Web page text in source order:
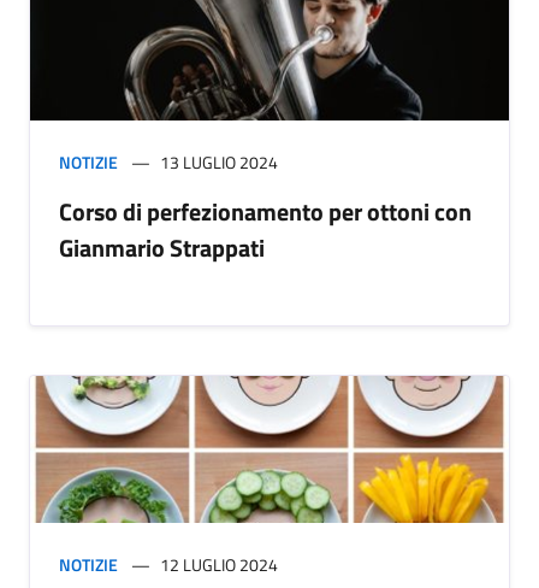
NOTIZIE 13 LUGLIO 2024
Corso di perfezionamento per ottoni con
Gianmario Strappati
NOTIZIE 12 LUGLIO 2024